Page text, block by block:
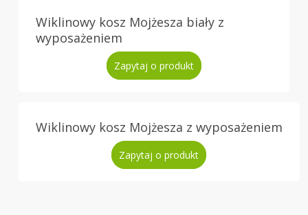
Wiklinowy kosz Mojżesza biały z
wyposażeniem
Zapytaj o produkt
Wiklinowy kosz Mojżesza z wyposażeniem
Zapytaj o produkt